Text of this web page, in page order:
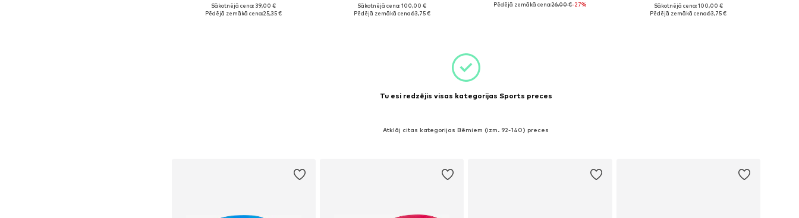
Pieejamie izmēri: 128, 140, 152, 164
Sākotnējā cena: 39,00 €
Pēdējā zemākā cena:25,35 €
Pieejamie izmēri: 128, 140, 152
Sākotnējā cena: 100,00 €
Pēdējā zemākā cena:63,75 €
Pieejamie izmēri: S-XXL
Pēdējā zemākā cena:26,00 €-27%
Pieejamie izmēri: 116, 128, 140, 152
Sākotnējā cena: 100,00 €
Pēdējā zemākā cena:63,75 €
Tu esi redzējis visas kategorijas Sports preces
Atklāj citas kategorijas Bērniem (izm. 92-140) preces